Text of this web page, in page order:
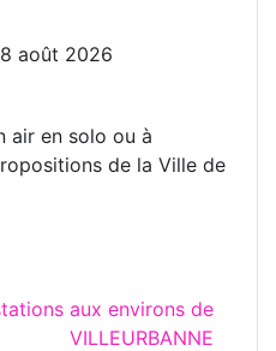
août 2026
air en solo ou à
de la Ville de
aux environs de
VILLEURBANNE